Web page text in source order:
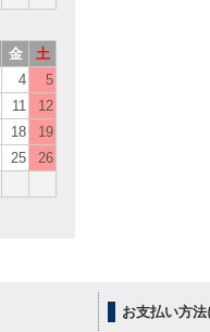
金
土
4
5
11
12
18
19
25
26
お支払い方